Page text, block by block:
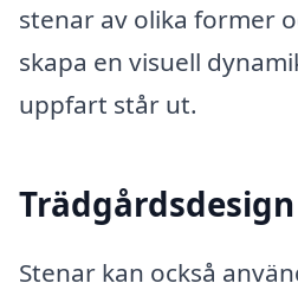
stenar av olika former
skapa en visuell
uppfart står ut.
Stenar kan också